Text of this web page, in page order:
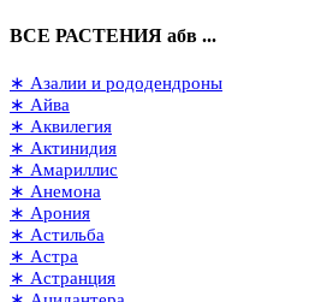
ВСЕ РАСТЕНИЯ абв ...
∗ Азалии и рододендроны
∗ Айва
∗ Аквилегия
∗ Актинидия
∗ Амариллис
∗ Анемона
∗ Арония
∗ Астильба
∗ Астра
∗ Астранция